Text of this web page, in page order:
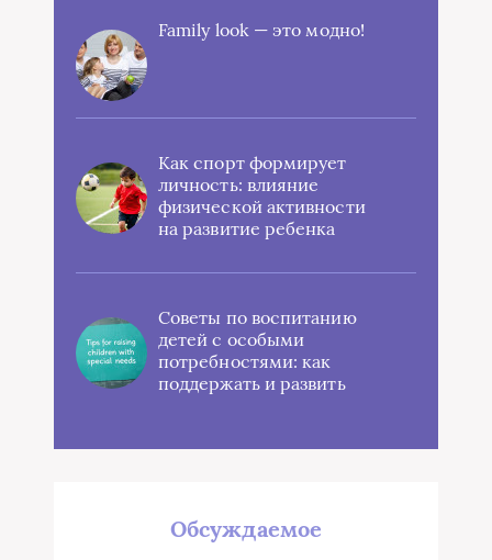
Family look — это модно!
Как спорт формирует
личность: влияние
физической активности
на развитие ребенка
Советы по воспитанию
детей с особыми
потребностями: как
поддержать и развить
Обсуждаемое